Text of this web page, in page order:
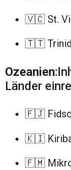
🇻🇨 St.
🇹🇹
Ozeanien
Länder
🇫🇯
🇰🇮
🇫🇲